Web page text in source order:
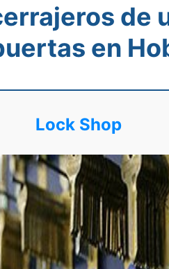
de
en
Lock Shop